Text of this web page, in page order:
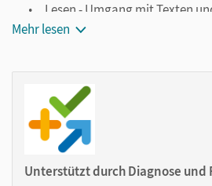
Lesen - Umgang mit Texten
Nachdenken über Sprache
Klare Kapitelstruktur im Dreischritt
Basisteil: Erarbeitung des
mit differenzierenden Aufgaben
Überprüfung der Lernerfolge
Mehr lesen
Unterstützt durch Diagnose und